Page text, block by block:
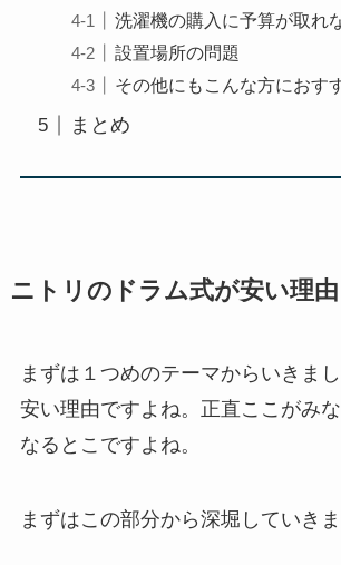
洗濯機の購入に予算が取れ
設置場所の問題
その他にもこんな方におす
まとめ
ニトリのドラム式が安い理由
まずは１つめのテーマからいきま
安い理由ですよね。正直ここがみ
なるとこですよね。
まずはこの部分から深堀していきま